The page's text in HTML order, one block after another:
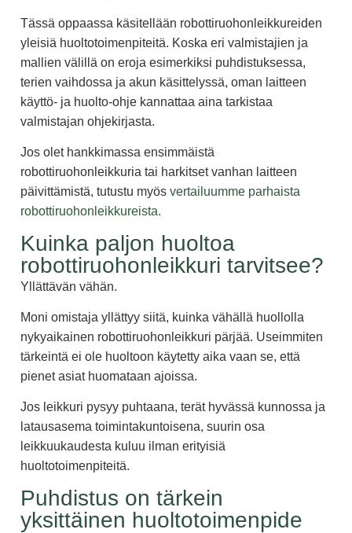
Tässä oppaassa käsitellään robottiruohonleikkureiden
yleisiä huoltotoimenpiteitä. Koska eri valmistajien ja
mallien välillä on eroja esimerkiksi puhdistuksessa,
terien vaihdossa ja akun käsittelyssä, oman laitteen
käyttö- ja huolto-ohje kannattaa aina tarkistaa
valmistajan ohjekirjasta.
Jos olet hankkimassa ensimmäistä
robottiruohonleikkuria tai harkitset vanhan laitteen
päivittämistä, tutustu myös vertailuumme parhaista
robottiruohonleikkureista.
Kuinka paljon huoltoa
robottiruohonleikkuri tarvitsee?
Yllättävän vähän.
Moni omistaja yllättyy siitä, kuinka vähällä huollolla
nykyaikainen robottiruohonleikkuri pärjää. Useimmiten
tärkeintä ei ole huoltoon käytetty aika vaan se, että
pienet asiat huomataan ajoissa.
Jos leikkuri pysyy puhtaana, terät hyvässä kunnossa ja
latausasema toimintakuntoisena, suurin osa
leikkuukaudesta kuluu ilman erityisiä
huoltotoimenpiteitä.
Puhdistus on tärkein
yksittäinen huoltotoimenpide